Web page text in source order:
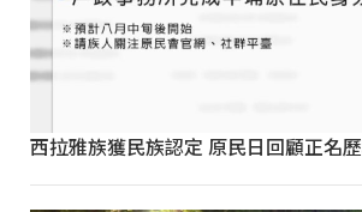
西拉雅族獲民族認定 原民日回顧正名